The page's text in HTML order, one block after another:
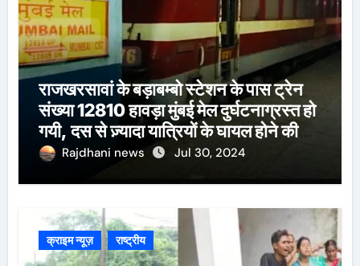
राजखरसावां के बड़ाबम्बो स्टेशन के पास ट्रेन
संख्या 12810 हावड़ा मुंबई मेल दुर्घटनाग्रस्त हो
गयी, दस से ज़्यादा यात्रियों के घायल होने की
खबर।सरायकेला के वरीय पदाधिकारी
Rajdhani news Jul 30, 2024
क्राइम न्यूज़ राष्ट्रीय